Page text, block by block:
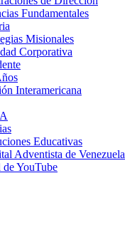
Fundamentales
Misionales
Corporativa
Interamericana
Educativas
Adventista de Venezuela
de YouTube